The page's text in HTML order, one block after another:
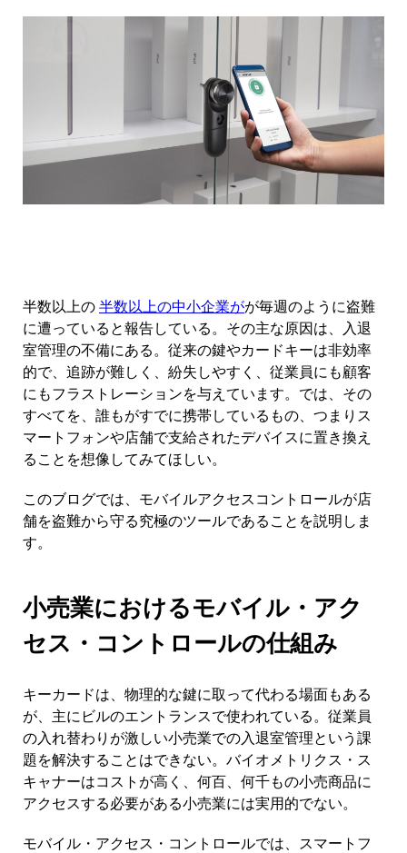
コネクテッド・ストア
ハイパーマーケット＆食料品
専門店
スポーツ＆エンターテイメント
ホスピタリティ＆レストラン
什器メーカー
バンキング
教育
商品陳列のセキュリティ
吊り下げ商品のセキュリティ
センサータグとディタッチャー
販売時点情報管理
タブレットスタンド
ビジネスパートナー
企業パートナーシップ
お問い合わせ
インストラクションガイド
技術仕様
カタログ
ニュース
半数以上の 半数以上の中小企業がが毎週のように盗難
に遭っていると報告している。その主な原因は、入退
室管理の不備にある。従来の鍵やカードキーは非効率
的で、追跡が難しく、紛失しやすく、従業員にも顧客
にもフラストレーションを与えています。では、その
すべてを、誰もがすでに携帯しているもの、つまりス
マートフォンや店舗で支給されたデバイスに置き換え
ることを想像してみてほしい。
このブログでは、モバイルアクセスコントロールが店
舗を盗難から守る究極のツールであることを説明しま
す。
小売業におけるモバイル・アク
セス・コントロールの仕組み
キーカードは、物理的な鍵に取って代わる場面もある
が、主にビルのエントランスで使われている。従業員
の入れ替わりが激しい小売業での入退室管理という課
題を解決することはできない。バイオメトリクス・ス
キャナーはコストが高く、何百、何千もの小売商品に
アクセスする必要がある小売業には実用的でない。
モバイル・アクセス・コントロールでは、スマートフ